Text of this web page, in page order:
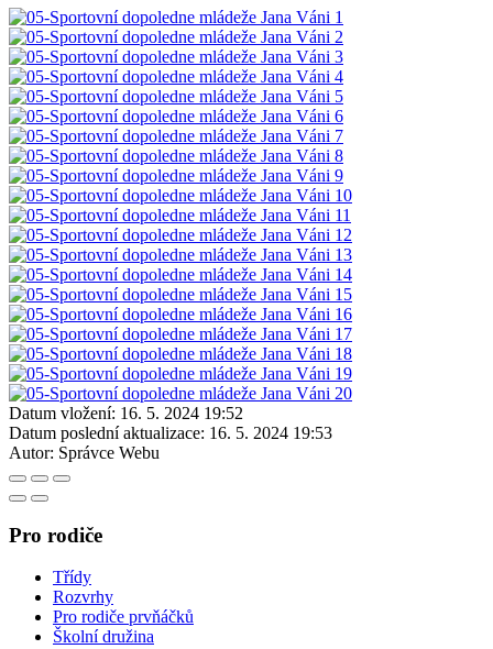
Datum vložení: 16. 5. 2024 19:52
Datum poslední aktualizace: 16. 5. 2024 19:53
Autor: Správce Webu
Pro rodiče
Třídy
Rozvrhy
Pro rodiče prvňáčků
Školní družina